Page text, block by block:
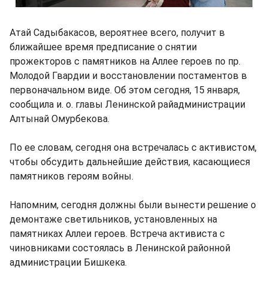
Атай Садыбакасов, вероятнее всего, получит в
ближайшее время предписание о снятии
прожекторов с памятников на Аллее героев по пр.
Молодой Гвардии и восстановлении постаментов в
первоначальном виде. Об этом сегодня, 15 января,
сообщила и. о. главы Ленинской райадминистрации
Алтынай Омурбекова.
По ее словам, сегодня она встречалась с активистом,
чтобы обсудить дальнейшие действия, касающиеся
памятников героям войны.
Напомним, сегодня должны были вынести решение о
демонтаже светильников, установленных на
памятниках Аллеи героев. Встреча активиста с
чиновниками состоялась в Ленинской районной
администрации Бишкека.